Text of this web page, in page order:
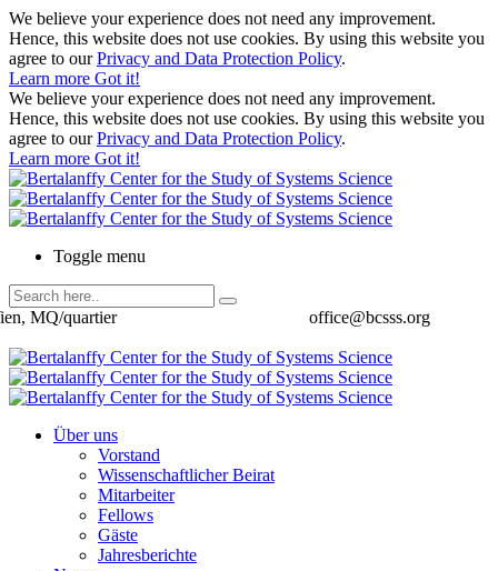
We believe your experience does not need any improvement.
Hence, this website does not use cookies. By using this website you
agree to ourPrivacy and Data Protection Policy.
Learn more Got it!
We believe your experience does not need any improvement.
Hence, this website does not use cookies. By using this website you
agree to ourPrivacy and Data Protection Policy.
Learn more Got it!
Toggle menu
office@bcsss.org
MQ/quartier
Über uns
Vorstand
Wissenschaftlicher Beirat
Mitarbeiter
Fellows
Gäste
Jahresberichte